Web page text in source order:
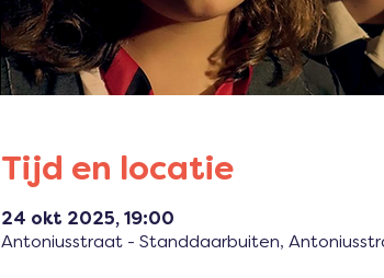
Tijd en locatie
24 okt 2025, 19:00
Antoniusstraat - Standdaarbuiten,